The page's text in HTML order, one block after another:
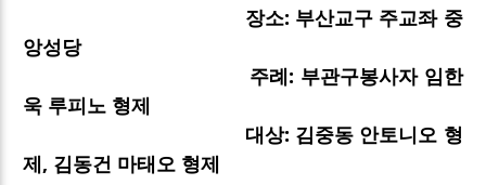
장소: 부산교구 주교좌 중
앙성당
주례: 부관구봉사자 임한
욱 루피노 형제
대상: 김중동 안토니오 형
제, 김동건 마태오 형제